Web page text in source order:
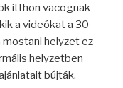
itthon vacognak
a videókat a 30
helyzet ez
helyzetben
bújták,